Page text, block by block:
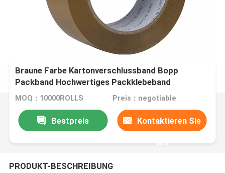
Braune Farbe Kartonverschlussband Bopp
Packband Hochwertiges Packklebeband
MOQ：10000ROLLS Preis：negotiable
Bestpreis Kontaktieren Sie
uns
PRODUKT-BESCHREIBUNG